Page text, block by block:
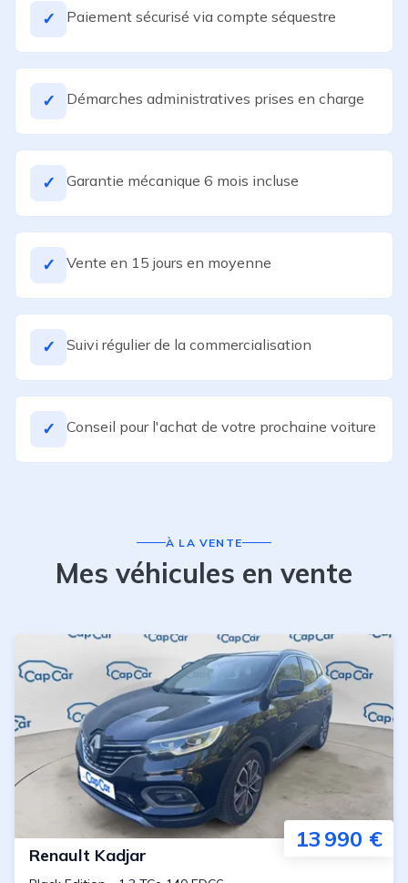
✓ Paiement sécurisé via compte séquestre
✓ Démarches administratives prises en charge
✓ Garantie mécanique 6 mois incluse
✓ Vente en 15 jours en moyenne
✓ Suivi régulier de la commercialisation
✓ Conseil pour l'achat de votre prochaine voiture
À LA VENTE
Mes véhicules en vente
13 990 €
Renault Kadjar